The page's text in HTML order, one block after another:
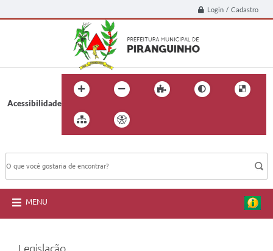
Login / Cadastro
Acessibilidade
MENU
Legislação